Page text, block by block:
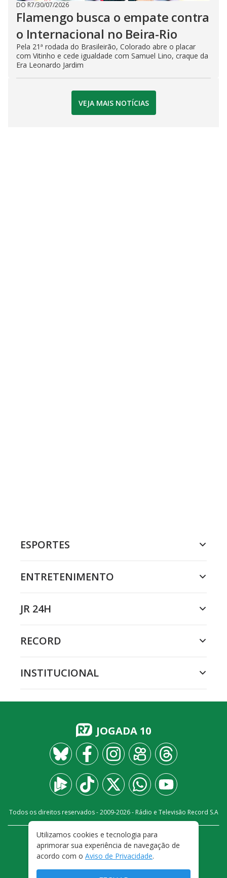
DO R7/30/07/2026
Flamengo busca o empate contra
o Internacional no Beira-Rio
Pela 21ª rodada do Brasileirão, Colorado abre o placar
com Vitinho e cede igualdade com Samuel Lino, craque da
Era Leonardo Jardim
VEJA MAIS NOTÍCIAS
ESPORTES
ENTRETENIMENTO
JR 24H
RECORD
INSTITUCIONAL
JOGADA 10
Todos os direitos reservados - 2009-2026- Rádio e Televisão Record S.A
FALE CONOSCO
PRIVACIDADE
TERMOS E CONDIÇÕES DE USO
Utilizamos cookies e tecnologia para
aprimorar sua experiência de navegação de
acordo com o Aviso de Privacidade.